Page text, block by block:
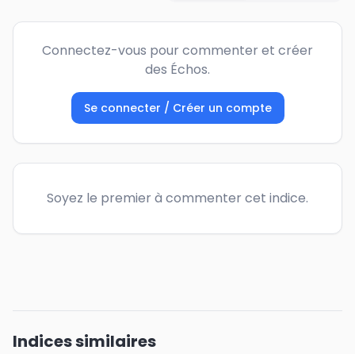
Connectez-vous pour commenter et créer
des Échos.
Se connecter / Créer un compte
Soyez le premier à commenter cet indice.
Indices similaires